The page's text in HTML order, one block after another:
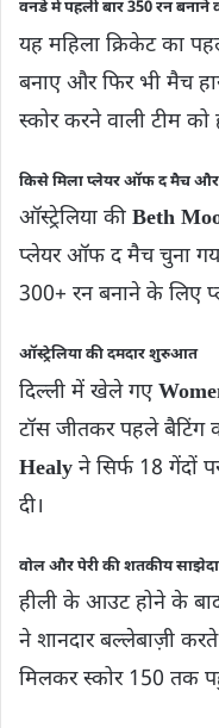
वनडे में पहली बार 350 रन बनाने
यह महिला क्रिकेट का
बनाए और फिर भी मैच
स्कोर करने वाली टीम को
किसे मिला प्लेयर ऑफ द मैच और
ऑस्ट्रेलिया की Beth
प्लेयर ऑफ द मैच चुना
300+ रन बनाने के लिए
ऑस्ट्रेलिया की दमदार शुरुआत
दिल्ली में खेले गए
टॉस जीतकर पहले बैटिंग
Healy ने सिर्फ 18 गेंदों
दी।
वोल और पेरी की शतकीय
हीली के आउट होने के
ने शानदार बल्लेबाज़ी
मिलकर स्कोर 150 तक